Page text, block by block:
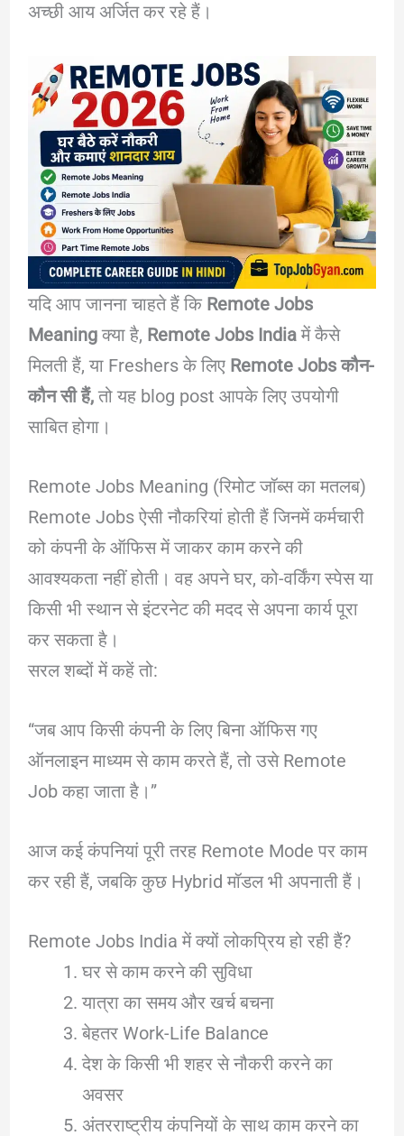
अच्छी आय अर्जित कर रहे हैं।
यदि आप जानना चाहते हैं कि Remote Jobs
Meaningक्या है, Remote Jobs Indiaमें कैसे
मिलती हैं, या Freshers के लिए Remote Jobs कौन-
कौन सी हैं,तो यह blog post आपके लिए उपयोगी
साबित होगा।
Remote Jobs Meaning (रिमोट जॉब्स का मतलब)
Remote Jobs ऐसी नौकरियां होती हैं जिनमें कर्मचारी
को कंपनी के ऑफिस में जाकर काम करने की
आवश्यकता नहीं होती। वह अपने घर, को-वर्किंग स्पेस या
किसी भी स्थान से इंटरनेट की मदद से अपना कार्य पूरा
कर सकता है।
सरल शब्दों में कहें तो:
“जब आप किसी कंपनी के लिए बिना ऑफिस गए
ऑनलाइन माध्यम से काम करते हैं, तो उसे Remote
Job कहा जाता है।”
आज कई कंपनियां पूरी तरह Remote Mode पर काम
कर रही हैं, जबकि कुछ Hybrid मॉडल भी अपनाती हैं।
Remote Jobs India में क्यों लोकप्रिय हो रही हैं?
घर से काम करने की सुविधा
यात्रा का समय और खर्च बचना
बेहतर Work-Life Balance
देश के किसी भी शहर से नौकरी करने का
अवसर
अंतरराष्ट्रीय कंपनियों के साथ काम करने का